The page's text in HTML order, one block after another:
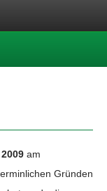
am
Gründen